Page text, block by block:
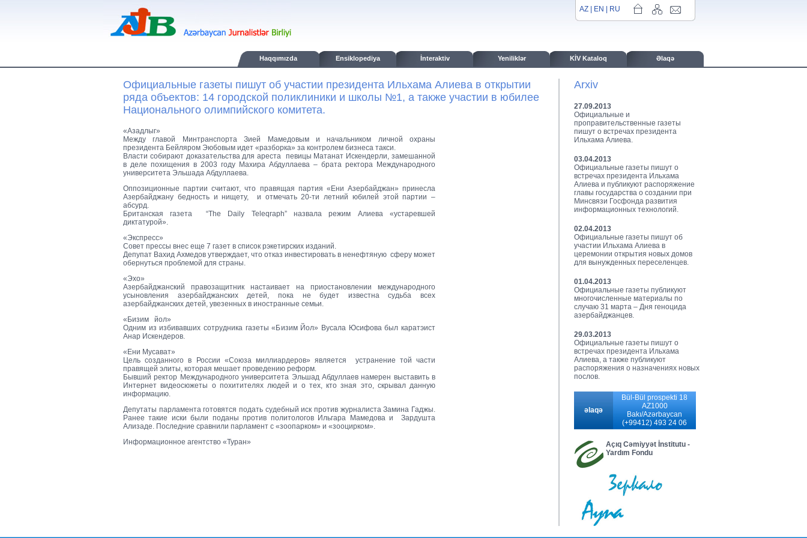
AZ EN RU
Haqqımızda Ensiklopediya İnteraktiv Yeniliklər KİV Kataloq Əlaqə
Официальные газеты пишут об участии президента Ильхама Алиева в открытии
ряда объектов: 14 городской поликлиники и школы №1, а также участии в юбилее
Национального олимпийского комитета.
«Азадлыг»
Между главой Минтранспорта Зией Мамедовым и начальником личной охраны
президента Бейляром Эюбовым идет «разборка» за контролем бизнеса такси.
Власти собирают доказательства для ареста певицы Матанат Искендерли, замешанной
в деле похищения в 2003 году Махира Абдуллаева – брата ректора Международного
университета Эльшада Абдуллаева.
Оппозиционные партии считают, что правящая партия «Ени Азербайджан» принесла
Азербайджану бедность и нищету, и отмечать 20-ти летний юбилей этой партии –
абсурд.
Британская газета “The Daily Teleqraph” назвала режим Алиева «устаревшей
диктатурой».
«Экспресс»
Совет прессы внес еще 7 газет в список рэкетирских изданий.
Депупат Вахид Ахмедов утверждает, что отказ инвестировать в ненефтяную сферу может
обернуться проблемой для страны.
«Эхо»
Азербайджанский правозащитник настаивает на приостановлении международного
усыновления азербайджанских детей, пока не будет известна судьба всех
азербайджанских детей, увезенных в иностранные семьи.
«Бизим йол»
Одним из избивавших сотрудника газеты «Бизим Йол» Вусала Юсифова был каратэист
Анар Искендеров.
«Ени Мусават»
Цель созданного в России «Союза миллиардеров» является устранение той части
правящей элиты, которая мешает проведению реформ.
Бывший ректор Международного университета Эльшад Абдуллаев намерен выставить в
Интернет видеосюжеты о похитителях людей и о тех, кто зная это, скрывал данную
информацию.
Депутаты парламента готовятся подать судебный иск против журналиста Замина Гаджы.
Ранее такие иски были поданы против политологов Ильгара Мамедова и Зардушта
Ализаде. Последние сравнили парламент с «зоопарком» и «зооцирком».
Информационное агентство «Туран»
Arxiv
27.09.2013
Официальные и
проправительственные газеты
пишут о встречах президента
Ильхама Алиева.
03.04.2013
Официальные газеты пишут о
встречах президента Ильхама
Алиева и публикуют распоряжение
главы государства о создании при
Минсвязи Госфонда развития
информационных технологий.
02.04.2013
Официальные газеты пишут об
участии Ильхама Алиева в
церемонии открытия новых домов
для вынужденных переселенцев.
01.04.2013
Официальные газеты публикуют
многочисленные материалы по
случаю 31 марта – Дня геноцида
азербайджанцев.
29.03.2013
Официальные газеты пишут о
встречах президента Ильхама
Алиева, а также публикуют
распоряжения о назначениях новых
послов.
əlaqə
Bül-Bül prospekti 18
AZ1000
Bakı/Azərbaycan
(+99412) 493 24 06
Açıq Cəmiyyət İnstitutu -
Yardım Fondu